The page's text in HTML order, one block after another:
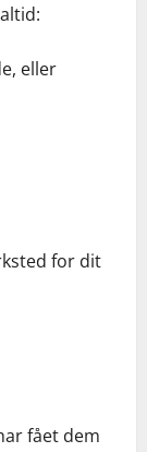
eller
for dit
fået dem